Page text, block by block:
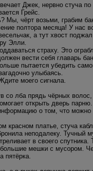
Джек, нервно стуча
Грейс.
Мы, чёрт возьми, грабим
полтора месяца! У нас
а тут хвост
Элли.
страху. Это
вести себя главарь
пытается убедить
улыбаясь.
моего сигнала.
со лба прядь чёрных
открыть дверь
о том, что
красном платье, стуча
неподалеку. Тучный
в своего
мешки с мусором.
пятёрка.